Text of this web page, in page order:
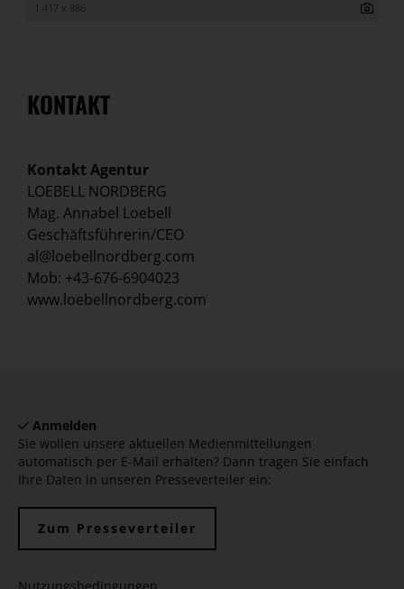
1 417 x 886
KONTAKT
Kontakt Agentur
LOEBELL NORDBERG
Mag. Annabel Loebell
Geschäftsführerin/CEO
al@loebellnordberg.com
Mob: +43-676-6904023
www.loebellnordberg.com
Anmelden
Sie wollen unsere aktuellen Medienmitteilungen
automatisch per E-Mail erhalten? Dann tragen Sie einfach
Ihre Daten in unseren Presseverteiler ein:
Zum Presseverteiler